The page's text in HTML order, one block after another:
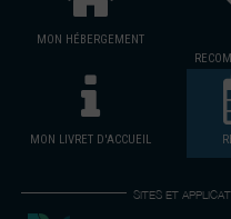
MON HÉBERGEMENT
MON LIVRET D'ACCUEIL
SITES ET